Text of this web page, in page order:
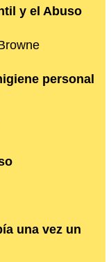
y el Abuso
personal
una vez un